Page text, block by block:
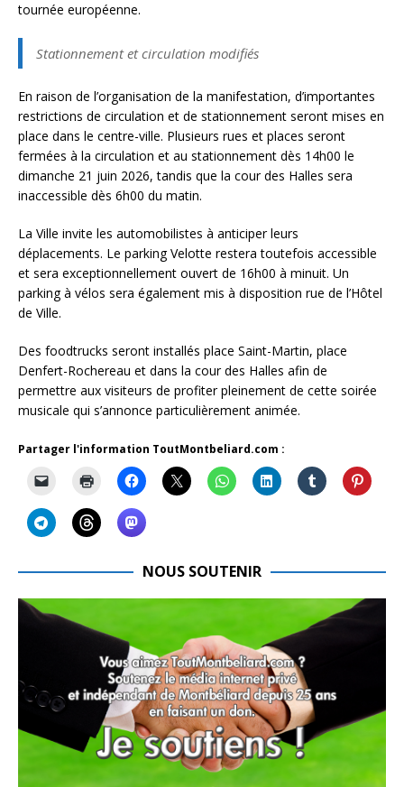
tournée européenne.
Stationnement et circulation modifiés
En raison de l’organisation de la manifestation, d’importantes
restrictions de circulation et de stationnement seront mises en
place dans le centre-ville. Plusieurs rues et places seront
fermées à la circulation et au stationnement dès 14h00 le
dimanche 21 juin 2026, tandis que la cour des Halles sera
inaccessible dès 6h00 du matin.
La Ville invite les automobilistes à anticiper leurs
déplacements. Le parking Velotte restera toutefois accessible
et sera exceptionnellement ouvert de 16h00 à minuit. Un
parking à vélos sera également mis à disposition rue de l’Hôtel
de Ville.
Des foodtrucks seront installés place Saint-Martin, place
Denfert-Rochereau et dans la cour des Halles afin de
permettre aux visiteurs de profiter pleinement de cette soirée
musicale qui s’annonce particulièrement animée.
Partager l'information ToutMontbeliard.com :
NOUS SOUTENIR